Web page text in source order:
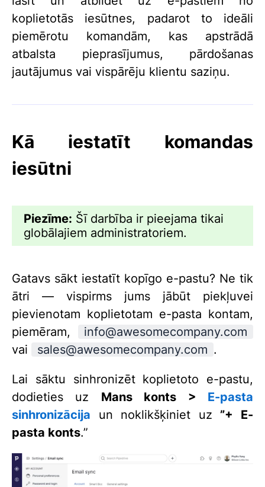
koplietotās iesūtnes, padarot to ideāli
piemērotu komandām, kas apstrādā
atbalsta pieprasījumus, pārdošanas
jautājumus vai vispārēju klientu saziņu.
Kā iestatīt komandas
iesūtni
Piezīme: Šī darbība ir pieejama tikai
globālajiem administratoriem.
Gatavs sākt iestatīt kopīgo e-pastu? Ne tik
ātri — vispirms jums jābūt piekļuvei
pievienotam koplietotam e-pasta kontam,
piemēram,
info@awesomecompany.com
vai
sales@awesomecompany.com .
Lai sāktu sinhronizēt koplietoto e-pastu,
dodieties uz Mans konts > E-pasta
sinhronizācija un noklikšķiniet uz”+ E-
pasta konts.”